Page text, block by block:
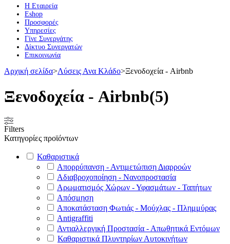
Η Εταιρεία
Eshop
Προσφορές
Υπηρεσίες
Γίνε Συνεργάτης
Δίκτυο Συνεργατών
Επικοινωνία
Αρχική σελίδα>Λύσεις Ανα Κλάδο>Ξενοδοχεία - Airbnb
Ξενοδοχεία - Airbnb(5)
Filters
Κατηγορίες προϊόντων
Καθαριστικά
Απορρύπανση - Αντιμετώπιση Διαρροών
Αδιαβροχοποίηση - Νανοπροστασία
Αρωματισμός Χώρων - Υφασμάτων - Ταπήτων
Απόσμηση
Αποκατάσταση Φωτιάς - Μούχλας - Πλημμύρας
Antigraffiti
Αντιαλλεργική Προστασία - Απωθητικά Εντόμων
Καθαριστικά Πλυντηρίων Αυτοκινήτων